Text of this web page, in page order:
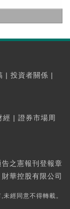
| 投資者關係 |
經 | 證券市場周
之憲報刊登報章
華控股有限公司
經同意不得轉載。